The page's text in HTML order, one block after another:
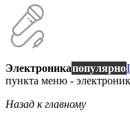
Электроникапопулярно
пункта меню -
Назад к главному